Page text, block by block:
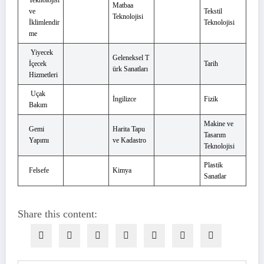
ve
İklimlendir
me
Matbaa
Teknolojisi
Tekstil
Teknolojisi
Yiyecek
İçecek
Hizmetleri
Geleneksel T
ürk Sanatları
Tarih
Uçak
Bakım
İngilizce Fizik
Gemi
Yapımı
Harita Tapu
ve Kadastro
Makine ve
Tasarım
Teknolojisi
Felsefe Kimya
Plastik
Sanatlar
Share this content: